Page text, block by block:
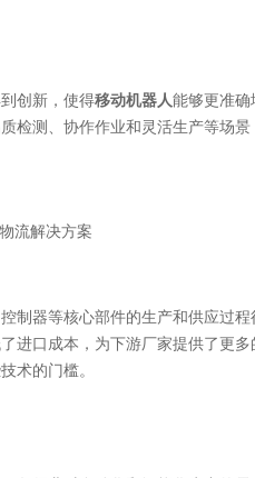
创新，使得移动机器人能够更准确
检测、协作作业和灵活生产等场
流解决方案
制器等核心部件的生产和供应过
进口成本，为下游厂家提供了更
术的门槛。